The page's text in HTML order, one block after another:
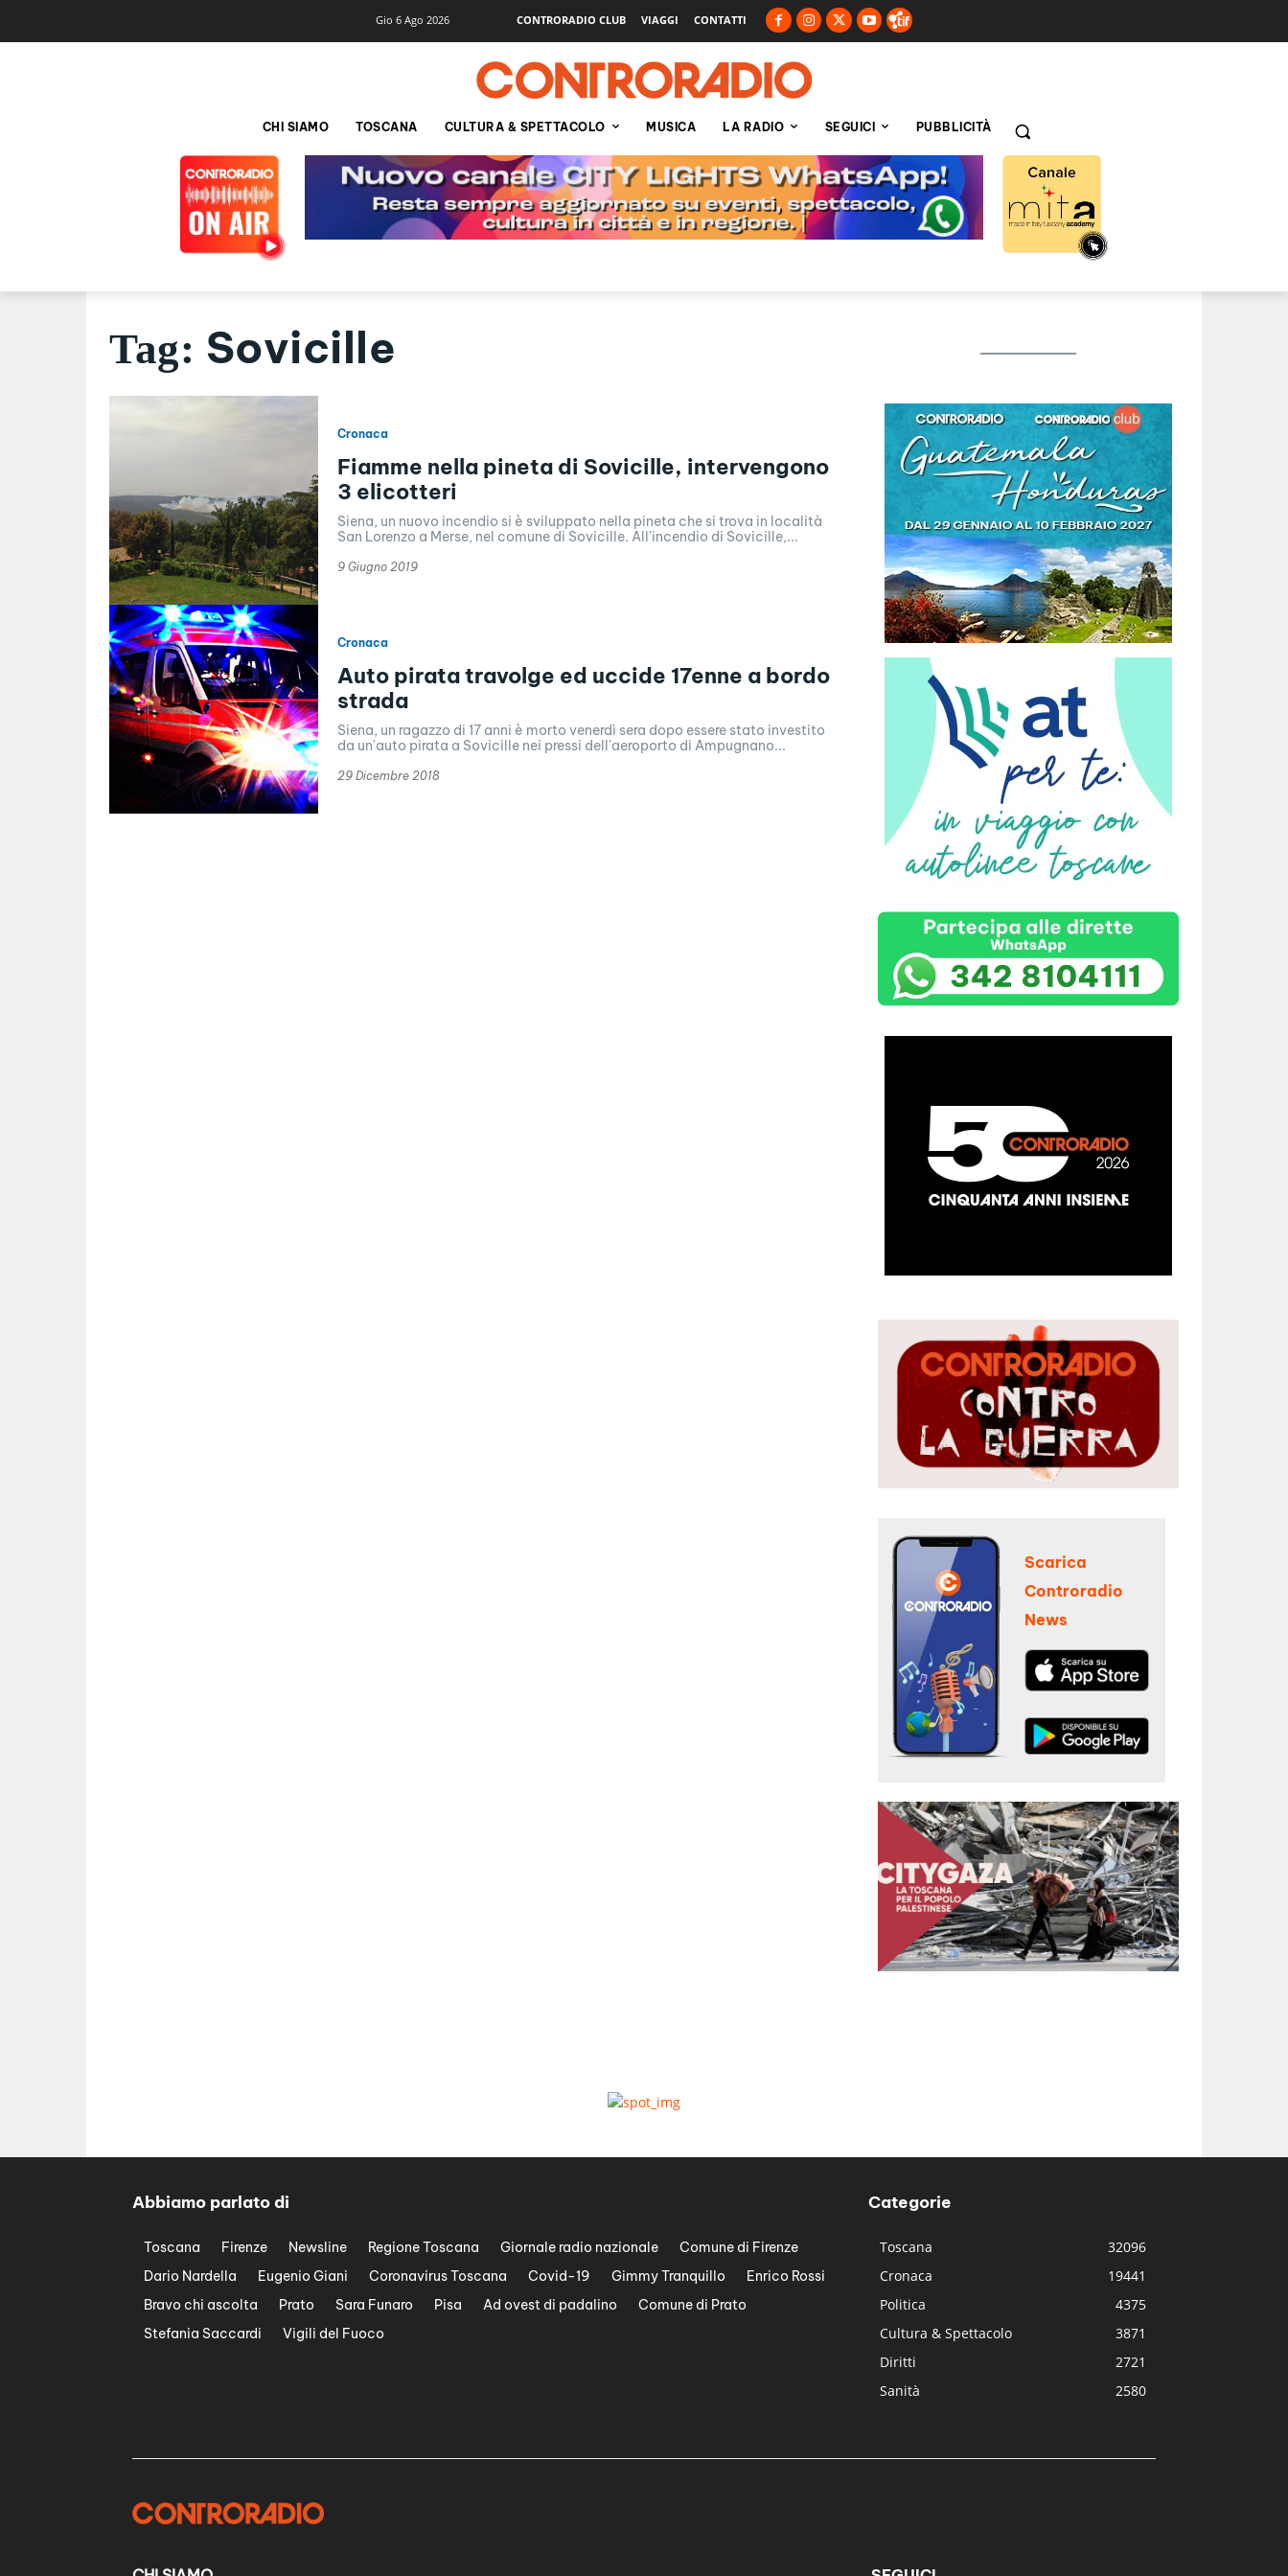
Gio 6 Ago 2026 CONTRORADIO CLUB VIAGGI CONTATTI
CHI SIAMO TOSCANA CULTURA & SPETTACOLO MUSICA LA RADIO SEGUICI PUBBLICITÀ
Tag: Sovicille
Cronaca
Fiamme nella pineta di Sovicille, intervengono
3 elicotteri
Siena, un nuovo incendio si è sviluppato nella pineta che si trova in località
San Lorenzo a Merse, nel comune di Sovicille. All'incendio di Sovicille,...
9 Giugno 2019
Cronaca
Auto pirata travolge ed uccide 17enne a bordo
strada
Siena, un ragazzo di 17 anni è morto venerdì sera dopo essere stato investito
da un'auto pirata a Sovicille nei pressi dell'aeroporto di Ampugnano...
29 Dicembre 2018
Scarica
Controradio
News
Abbiamo parlato di
Toscana Firenze Newsline Regione Toscana Giornale radio nazionale
Comune di Firenze
Dario Nardella
Eugenio Giani Coronavirus Toscana Covid-19 Gimmy Tranquillo
Enrico Rossi
Bravo chi ascolta
Prato Sara Funaro Pisa Ad ovest di padalino
Comune di Prato
Stefania Saccardi
Vigili del Fuoco
Categorie
Toscana
32096
Cronaca
19441
Politica
4375
Cultura & Spettacolo
3871
Diritti
2721
Sanità
2580